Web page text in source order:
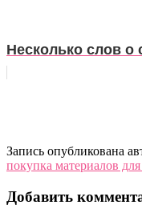
Несколько слов о
Запись опубликована
покупка материалов
Добавить